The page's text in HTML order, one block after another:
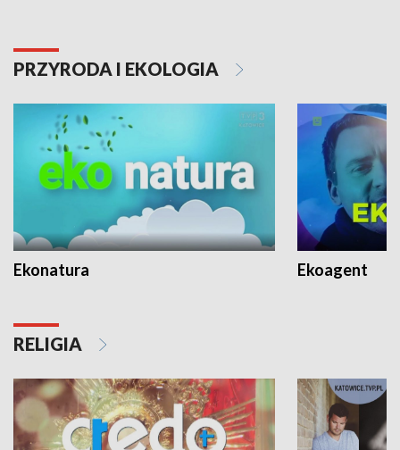
PRZYRODA I EKOLOGIA
Ekonatura Ekoagent
RELIGIA